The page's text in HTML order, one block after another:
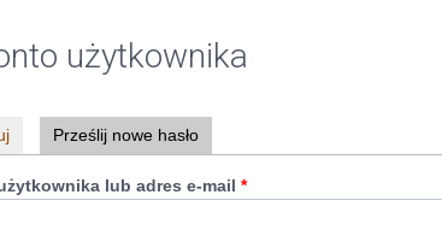
użytkownika
Prześlij nowe hasło(aktywna karta)
lub adres e-mail*